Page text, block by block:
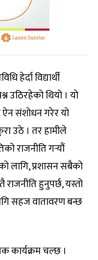
हेर्दा विद्यार्थी
उठिरहेको थियो । यो
ऐन संशोधन गरेर यो
उठे । तर हामीले
राजनीति गर्‍यौं
लागि, प्रशासन सबैको
राजनीति हुनुपर्छ, यस्तो
सहज वातावरण बन्छ
कार्यक्रम चल्छ ।